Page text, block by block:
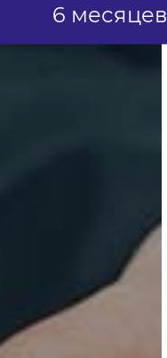
6 месяцев